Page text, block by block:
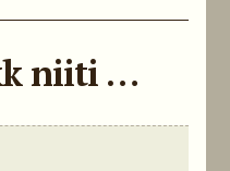
niiti …